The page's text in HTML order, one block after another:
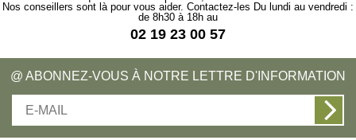
Nos conseillers sont là pour vous aider. Contactez-les Du lundi au vendredi :
de 8h30 à 18h au
02 19 23 00 57
@ ABONNEZ-VOUS À NOTRE LETTRE D'INFORMATION